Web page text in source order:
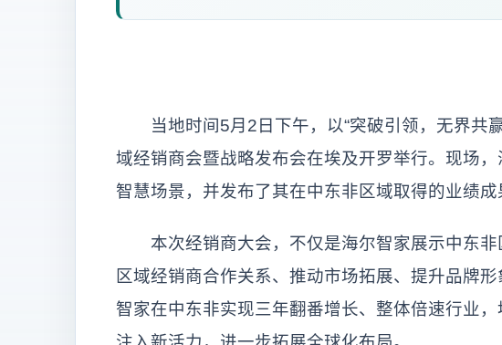
当地时间5月2日下午，以“突破引领，无界共
域经销商会暨战略发布会在埃及开罗举行。现场
智慧场景，并发布了其在中东非区域取得的业绩成
本次经销商大会，不仅是海尔智家展示中东非
区域经销商合作关系、推动市场拓展、提升品牌
智家在中东非实现三年翻番增长、整体倍速行业